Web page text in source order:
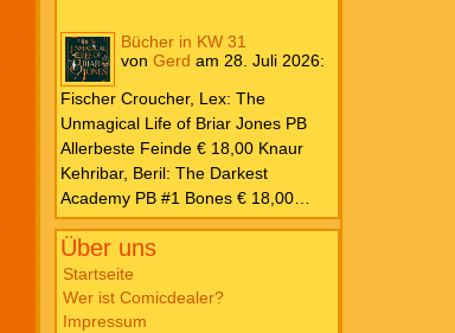
kompletten Comicstrips – 1972 –
1973 € 29,00 Knesebeck Hendrix,
John: Die Weltenerschaffer Die
fantastische Freundschaft von C.S.
Lewis & J.R.R. Tolkien € 30,00
Weissblech Luba Wolfsschwanz #22
€ 4,90 Horror Schocker #81 € 4,90
Bücher in KW 31
von Gerd am 28. Juli 2026:
Fischer Croucher, Lex: The
Unmagical Life of Briar Jones PB
Allerbeste Feinde € 18,00 Knaur
Kehribar, Beril: The Darkest
Academy PB #1 Bones € 18,00
Lübbe Odette, Tessonja: Fair Isle
Trilogie PB #3 To Spark a Fae War €
18,00 Bramble Hardcover Priest: Lie
Huo Jiao Chou HC #1 Drowning
Sorrows in Raging Fire € 25,00
Über uns
Startseite
Wer ist Comicdealer?
Impressum